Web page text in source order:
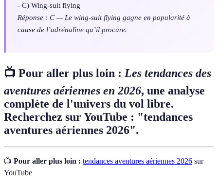
- C) Wing-suit flying
Réponse : C — Le wing-suit flying gagne en popularité à
cause de l’adrénaline qu’il procure.
📺 Pour aller plus loin : Les tendances des
aventures aériennes en 2026, une analyse
complète de l'univers du vol libre.
Recherchez sur YouTube : "tendances
aventures aériennes 2026".
📺 Pour aller plus loin : tendances aventures aériennes 2026 sur
YouTube